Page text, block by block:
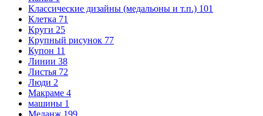
Классические дизайны (медальоны и т.п.) 101
Клетка 71
Круги 25
Крупный рисунок 77
Купон 11
Линии 38
Листья 72
Люди 2
Макраме 4
машины 1
Меланж 199